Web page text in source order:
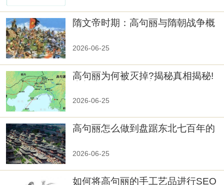
隋文帝时期：高句丽与隋朝战争概
2026-06-25
高句丽为何被灭掉?揭秘真相揭秘!
2026-06-25
高句丽怎么做到盘踞东北七百年的
2026-06-25
如何将高句丽的手工艺品进行SEO